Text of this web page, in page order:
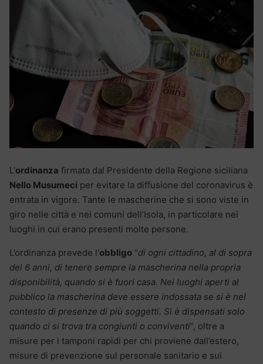
L’ordinanza firmata dal Presidente della Regione siciliana
Nello Musumeci per evitare la diffusione del coronavirus è
entrata in vigore. Tante le mascherine che si sono viste in
giro nelle città e nei comuni dell’Isola, in particolare nei
luoghi in cui erano presenti molte persone.
L’ordinanza prevede l’obbligo “di ogni cittadino, al di sopra
dei 6 anni, di tenere sempre la mascherina nella propria
disponibilità, quando si è fuori casa. Nei luoghi aperti al
pubblico la mascherina deve essere indossata se si è nel
contesto di presenze di più soggetti. Si è dispensati solo
quando ci si trova tra congiunti o conviventi“, oltre a
misure per i tamponi rapidi per chi proviene dall’estero,
misure di prevenzione sul personale sanitario e sui